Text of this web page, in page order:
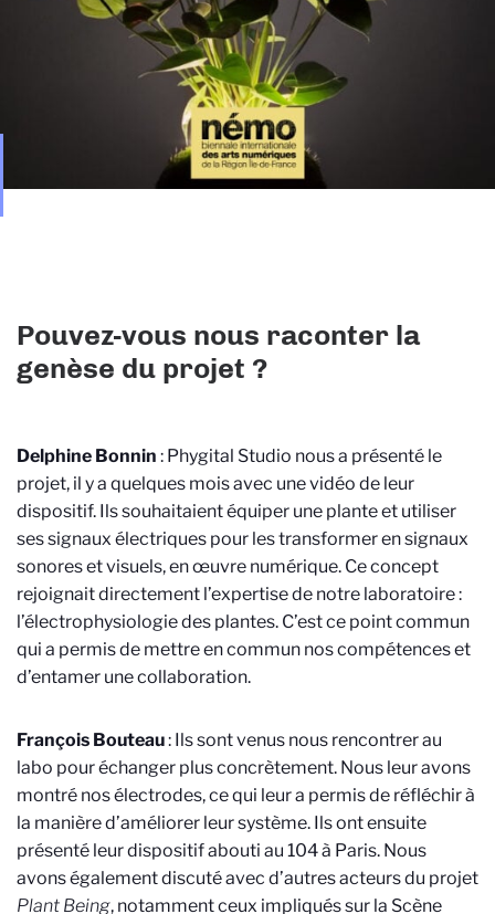
Pouvez-vous nous raconter la
genèse du projet ?
Delphine Bonnin : Phygital Studio nous a présenté le
projet, il y a quelques mois avec une vidéo de leur
dispositif. Ils souhaitaient équiper une plante et utiliser
ses signaux électriques pour les transformer en signaux
sonores et visuels, en œuvre numérique. Ce concept
rejoignait directement l’expertise de notre laboratoire :
l’électrophysiologie des plantes. C’est ce point commun
qui a permis de mettre en commun nos compétences et
d’entamer une collaboration.
François Bouteau: Ils sont venus nous rencontrer au
labo pour échanger plus concrètement. Nous leur avons
montré nos électrodes, ce qui leur a permis de réfléchir à
la manière d’améliorer leur système. Ils ont ensuite
présenté leur dispositif abouti au 104 à Paris. Nous
avons également discuté avec d’autres acteurs du projet
Plant Being, notamment ceux impliqués sur la Scène